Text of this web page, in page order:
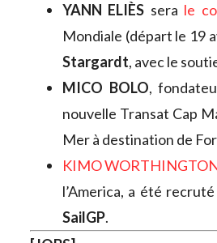
YANN ELIÈS sera le
Mondiale (départ le 19
Stargardt, avec le
MICO BOLO,
nouvelle Transat Cap
Mer à destination de
KIMO
l’America, a été
SailGP.